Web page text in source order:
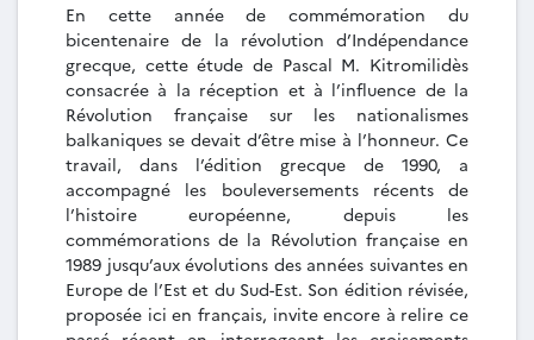
En cette année de commémoration du
bicentenaire de la révolution d’Indépendance
grecque, cette étude de Pascal M. Kitromilidès
consacrée à la réception et à l’influence de la
Révolution française sur les nationalismes
balkaniques se devait d’être mise à l’honneur. Ce
travail, dans l’édition grecque de 1990, a
accompagné les bouleversements récents de
l’histoire européenne, depuis les
commémorations de la Révolution française en
1989 jusqu’aux évolutions des années suivantes en
Europe de l’Est et du Sud-Est. Son édition révisée,
proposée ici en français, invite encore à relire ce